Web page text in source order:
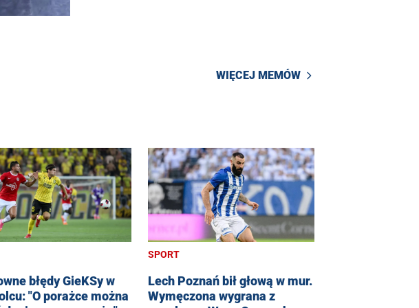
WIĘCEJ MEMÓW
błędy GieKSy w
"O porażce można
SPORT
Lech Poznań bił głową w mur.
Wymęczona wygrana z